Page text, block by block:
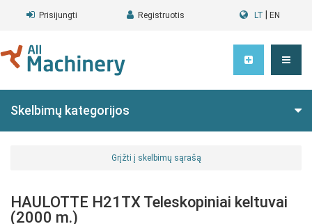
Prisijungti Registruotis LT EN
Skelbimų kategorijos
Grįžti į skelbimų sąrašą
HAULOTTE H21TX Teleskopiniai keltuvai
(2000 m.)